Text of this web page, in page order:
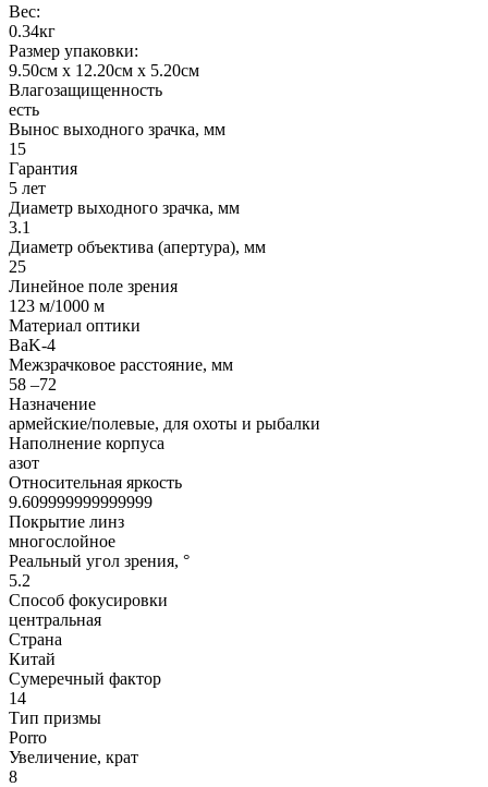
Вес:
0.34кг
Размер упаковки:
9.50см x 12.20см x 5.20см
Влагозащищенность
есть
Вынос выходного зрачка, мм
15
Гарантия
5 лет
Диаметр выходного зрачка, мм
3.1
Диаметр объектива (апертура), мм
25
Линейное поле зрения
123 м/1000 м
Материал оптики
BaK-4
Межзрачковое расстояние, мм
58 –72
Назначение
армейские/полевые, для охоты и рыбалки
Наполнение корпуса
азот
Относительная яркость
9.609999999999999
Покрытие линз
многослойное
Реальный угол зрения, °
5.2
Способ фокусировки
центральная
Страна
Китай
Сумеречный фактор
14
Тип призмы
Porro
Увеличение, крат
8